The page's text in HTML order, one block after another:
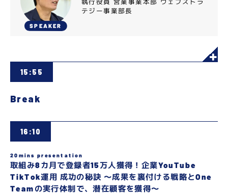
SPEAKER
テジー事業部長
15:55
Break
16:10
20mins presentation
取組み8カ月で登録者15万人獲得！企業YouTube
TikTok運用 成功の秘訣 〜成果を裏付ける戦略とOne
Teamの実行体制で、潜在顧客を獲得〜